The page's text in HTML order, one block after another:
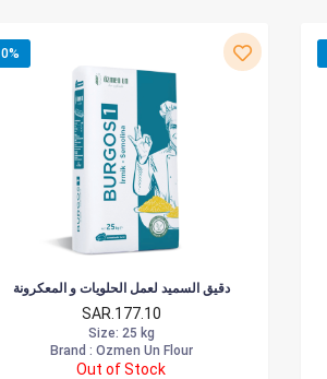
0%
دقيق السميد لعمل الحلويات و المعكرونة
SAR.177.10
Size: 25 kg
Brand : Ozmen Un Flour
Out of Stock